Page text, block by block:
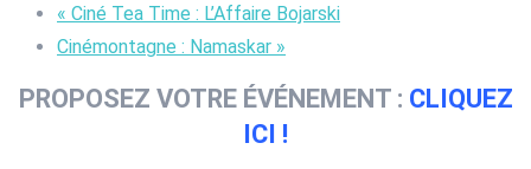
« Ciné Tea Time : L’Affaire Bojarski
Cinémontagne : Namaskar »
PROPOSEZ VOTRE ÉVÉNEMENT : CLIQUEZ
ICI !